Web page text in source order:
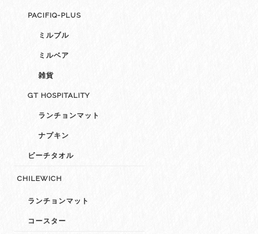
PACIFIQ-PLUS
ミルブル
ミルベア
雑貨
GT HOSPITALITY
ランチョンマット
ナプキン
ビーチタオル
CHILEWICH
ランチョンマット
コースター